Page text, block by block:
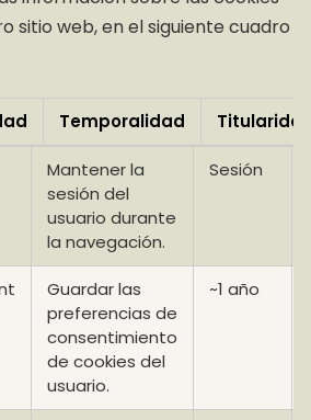
sitio web, en el siguiente cuadro
Temporalidad
Mantener la
sesión del
usuario durante
la navegación.
Sesión
Guardar las
preferencias de
consentimiento
de cookies del
usuario.
~1 año